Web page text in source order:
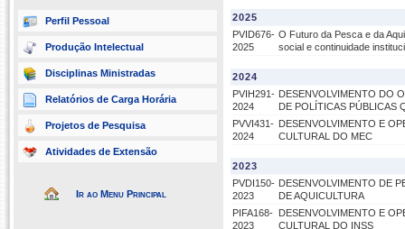
Perfil Pessoal
Produção Intelectual
Disciplinas Ministradas
Relatórios de Carga Horária
Projetos de Pesquisa
Atividades de Extensão
Ir ao Menu Principal
2025
PVID676-
2025
O Futuro da Pesca e da
social e continuidade
2024
PVIH291-
2024
DESENVOLVIMENTO DO
DE POLÍTICAS PÚBLICAS
PVVI431-
2024
DESENVOLVIMENTO E
CULTURAL DO MEC
2023
PVDI150-
2023
DESENVOLVIMENTO DE
DE AQUICULTURA
PIFA168-
2023
DESENVOLVIMENTO E
CULTURAL DO INSS